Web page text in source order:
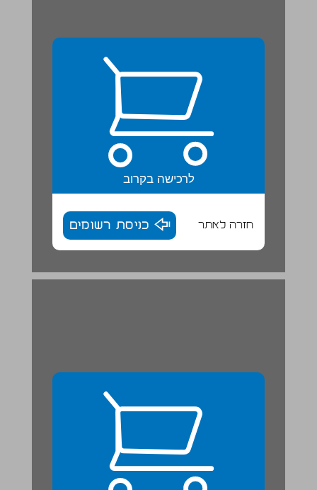
לרכישה בקרוב
חזרה לאתר כניסת רשומים